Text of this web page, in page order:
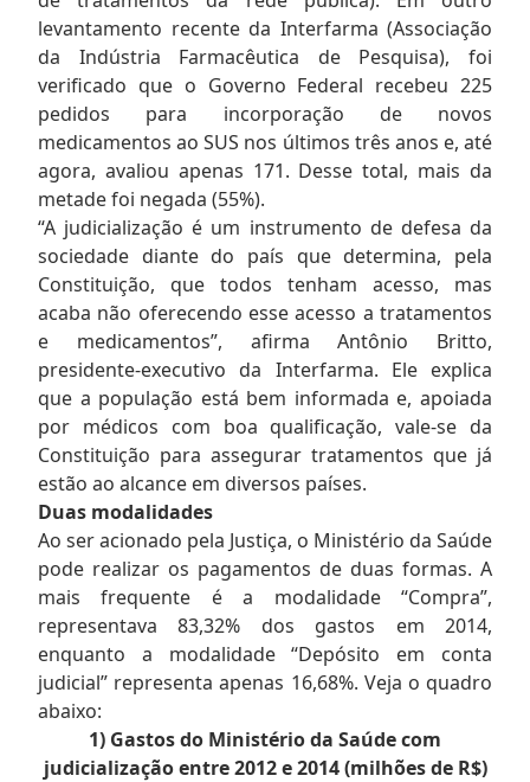
levantamento recente da Interfarma (Associação
da Indústria Farmacêutica de Pesquisa), foi
verificado que o Governo Federal recebeu 225
pedidos para incorporação de novos
medicamentos ao SUS nos últimos três anos e, até
agora, avaliou apenas 171. Desse total, mais da
metade foi negada (55%).
“A judicialização é um instrumento de defesa da
sociedade diante do país que determina, pela
Constituição, que todos tenham acesso, mas
acaba não oferecendo esse acesso a tratamentos
e medicamentos”, afirma Antônio Britto,
presidente-executivo da Interfarma. Ele explica
que a população está bem informada e, apoiada
por médicos com boa qualificação, vale-se da
Constituição para assegurar tratamentos que já
estão ao alcance em diversos países.
Duas modalidades
Ao ser acionado pela Justiça, o Ministério da Saúde
pode realizar os pagamentos de duas formas. A
mais frequente é a modalidade “Compra”,
representava 83,32% dos gastos em 2014,
enquanto a modalidade “Depósito em conta
judicial” representa apenas 16,68%. Veja o quadro
abaixo:
1) Gastos do Ministério da Saúde com
judicialização entre 2012 e 2014 (milhões de R$)